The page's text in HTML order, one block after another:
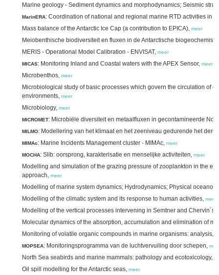
Marine geology - Sediment dynamics and morphodynamics; Seismic
MarinERA: Coordination of national and regional marine RTD activities in
Mass balance of the Antarctic Ice Cap (a contribution to EPICA), meer
Meiobenthische biodiversiteit en fluxen in de Antarctische
MERIS - Operational Model Calibration - ENVISAT, meer
MICAS: Monitoring Inland and Coastal waters with the APEX Sensor, meer
Microbenthos, meer
Microbiological study of basic processes which govern the circulation of
environments, meer
Microbiology, meer
MICROMET: Microbiële diversiteit en metaalfluxen in gecontamineerde
MILMO: Modellering van het klimaat en het zeeniveau gedurende het
MIMAc: Marine Incidents Management cluster - MIMAc, meer
MOCHA: Slib: oorsprong, karakterisatie en menselijke activiteiten, meer
Modelling and simulation of the grazing pressure of zooplankton in the
approach, meer
Modelling of marine system dynamics; Hydrodynamics; Physical
Modelling of the climatic system and its response to human activities, meer
Modelling of the vertical processes intervening in Semtner and
Molecular dynamics of the absorption, accumulation and elimination of
Monitoring of volatile organic compounds in marine organisms: analysis,
MOPSEA: Monitoringsprogramma van de luchtvervuiling door schepen,
North Sea seabirds and marine mammals: pathology and ecotoxicology,
Oil spill modelling for the Antarctic seas, meer